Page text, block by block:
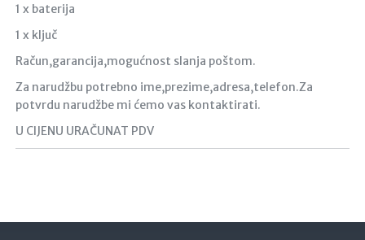
1 x baterija
1 x ključ
Račun,garancija,mogućnost slanja poštom.
Za narudžbu potrebno ime,prezime,adresa,telefon.Za
potvrdu narudžbe mi ćemo vas kontaktirati.
U CIJENU URAČUNAT PDV